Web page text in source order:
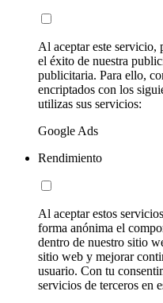
Al aceptar este servicio,
el éxito de nuestra
publicitaria. Para ello,
encriptados con los
utilizas sus servicios:
Google Ads
Rendimiento
Al aceptar estos
forma anónima el
dentro de nuestro sitio
sitio web y mejorar
usuario. Con tu
servicios de terceros en